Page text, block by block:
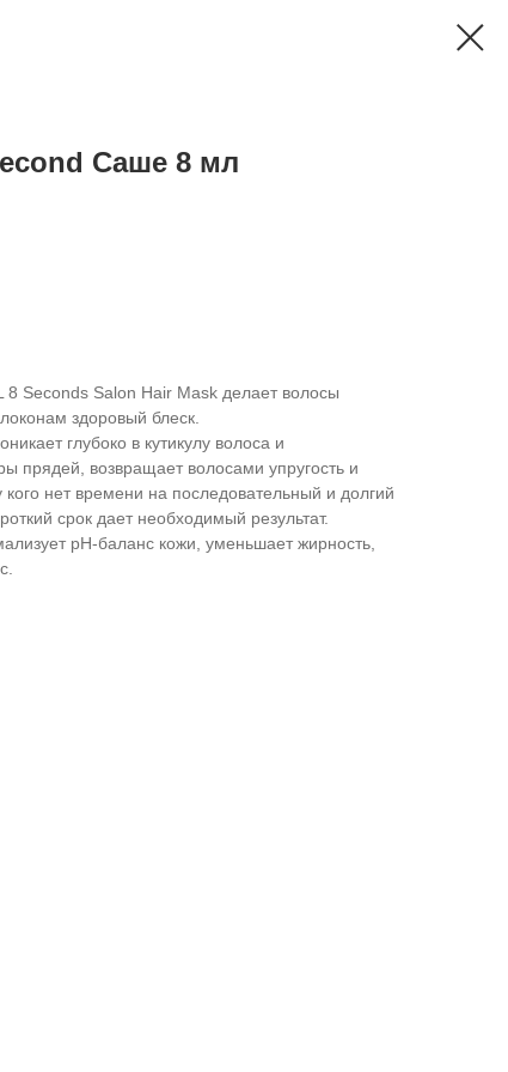
Саше 8 мл
8 Seconds Salon Hair Mask делает волосы
здоровый блеск.
глубоко в кутикулу волоса и
прядей, возвращает волосами упругость и
нет времени на последовательный и долгий
срок дает необходимый результат.
pН-баланс кожи, уменьшает жирность,